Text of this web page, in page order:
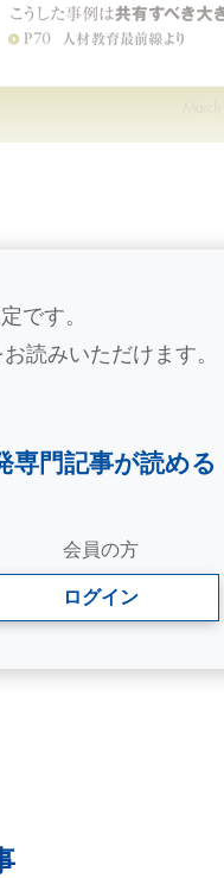
です。
読みいただけます。
専門記事が読める
会員の方
ログイン